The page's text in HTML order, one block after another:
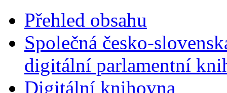
Přehled obsahu
Společná česko-
digitální parlamentní
Digitální knihovna